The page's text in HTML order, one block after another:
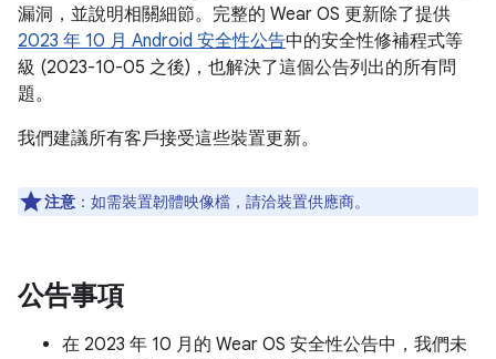
漏洞，並說明相關細節。完整的 Wear OS 更新除了提供
2023 年 10 月 Android 安全性公告中的安全性修補程式等
級 (2023-10-05 之後)，也解決了這個公告列出的所有問
題。
我們建議所有客戶接受這些裝置更新。
注意 ：如需裝置韌體映像檔，請洽裝置供應商。
公告事項
在 2023 年 10 月的 Wear OS 安全性公告中，我們未